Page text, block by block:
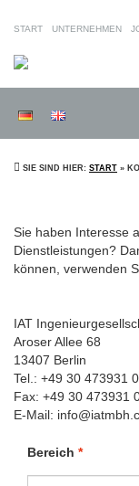
START UNTERNEHMEN
FÜR
MBH
SIE SIND HIER: START »
Sie haben Interesse
Dienstleistungen?
können, verwenden
IAT
Aroser Allee 68
13407 Berlin
Tel.: +49 30 473931
Fax: +49 30 473931
E-Mail:
Bereich *